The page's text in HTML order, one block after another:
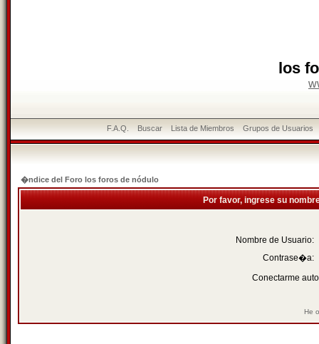
los
F.A.Q. Buscar Lista de Miembros Grupos de Usuarios
�ndice del Foro los foros de nódulo
Por favor, ingrese su
Nombre de Usuario:
Contrase�a:
Conectarme
He